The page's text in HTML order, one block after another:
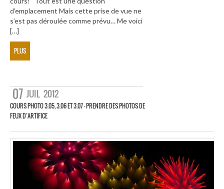
d’emplacement Mais cette prise de vue ne
s’est pas déroulée comme prévu… Me voici
[…]
PLUS
07 JUIL 2012
COURS PHOTO 3.05, 3.06 ET 3.07 – PRENDRE DES PHOTOS DE
FEUX D’ARTIFICE